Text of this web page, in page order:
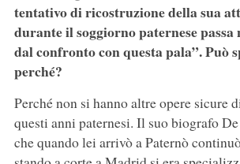
tentativo di ricostruzione della sua
durante il soggiorno paternese passa
dal confronto con questa pala”. Può
perché?
Perché non si hanno altre opere sicure
questi anni paternesi. Il suo biografo
che quando lei arrivò a Paternò